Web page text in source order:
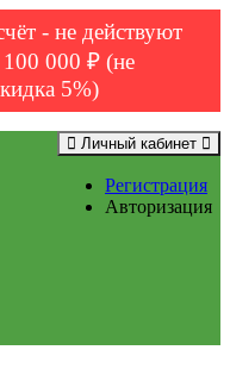
- не действуют
000 ₽ (не
5%)
Личный кабинет
Регистрация
Авторизация